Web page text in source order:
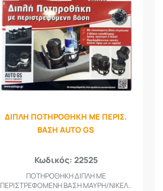
ΔΙΠΛΗ ΠΟΤΗΡΟΘΗΚΗ ΜΕ ΠΕΡΙΣ.
ΒΑΣΗ AUTO GS
Κωδικός: 22525
ΠΟΤΗΡΟΘΗΚΗ ΔΙΠΛΗ ΜΕ
ΠΕΡΙΣΤΡΕΦΟΜΕΝΗ ΒΑΣΗ ΜΑΥΡΗ/ΝΙΚΕΛ..